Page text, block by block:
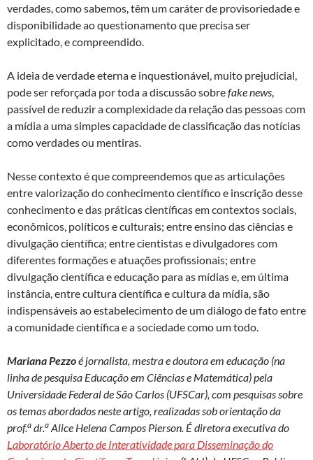
verdades, como sabemos, têm um caráter de provisoriedade e
disponibilidade ao questionamento que precisa ser
explicitado, e compreendido.
A ideia de verdade eterna e inquestionável, muito prejudicial,
pode ser reforçada por toda a discussão sobrefake news,
passível de reduzir a complexidade da relação das pessoas com
a mídia a uma simples capacidade de classificação das notícias
como verdades ou mentiras.
Nesse contexto é que compreendemos que as articulações
entre valorização do conhecimento científico e inscrição desse
conhecimento e das práticas científicas em contextos sociais,
econômicos, políticos e culturais; entre ensino das ciências e
divulgação científica; entre cientistas e divulgadores com
diferentes formações e atuações profissionais; entre
divulgação científica e educação para as mídias e, em última
instância, entre cultura científica e cultura da mídia, são
indispensáveis ao estabelecimento de um diálogo de fato entre
a comunidade científica e a sociedade como um todo.
Mariana Pezzoé jornalista, mestra e doutora em educação (na
linha de pesquisa Educação em Ciências e Matemática) pela
Universidade Federal de São Carlos (UFSCar), com pesquisas sobre
os temas abordados neste artigo, realizadas sob orientação da
prof.a dr.a Alice Helena Campos Pierson. É diretora executiva do
Laboratório Aberto de Interatividade para Disseminação do